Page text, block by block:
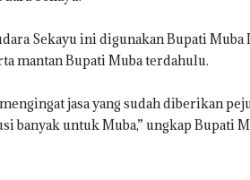
Sekayu ini digunakan Bupati Muba
mantan Bupati Muba terdahulu.
jasa yang sudah diberikan
banyak untuk Muba,” ungkap Bupati